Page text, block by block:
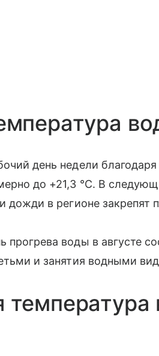
день недели
до +21,3 °C. В
дожди в регионе закрепят
прогрева воды в августе
и занятия водными